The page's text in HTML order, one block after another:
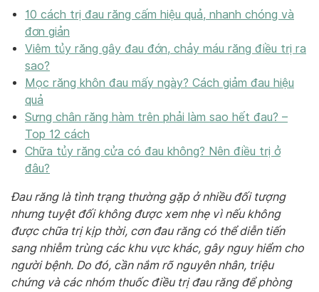
10 cách trị đau răng cấm hiệu quả, nhanh chóng và
đơn giản
Viêm tủy răng gây đau đớn, chảy máu răng điều trị ra
sao?
Mọc răng khôn đau mấy ngày? Cách giảm đau hiệu
quả
Sưng chân răng hàm trên phải làm sao hết đau? –
Top 12 cách
Chữa tủy răng cửa có đau không? Nên điều trị ở
đâu?
Đau răng là tình trạng thường gặp ở nhiều đối tượng
nhưng tuyệt đối không được xem nhẹ vì nếu không
được chữa trị kịp thời, cơn đau răng có thể diễn tiến
sang nhiễm trùng các khu vực khác, gây nguy hiểm cho
người bệnh. Do đó, cần nắm rõ nguyên nhân, triệu
chứng và các nhóm thuốc điều trị đau răng để phòng